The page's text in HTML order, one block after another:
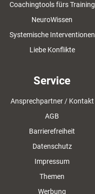
Coachingtools fürs Training
NeuroWissen
Systemische Interventionen
Liebe Konflikte
Service
Ansprechpartner / Kontakt
AGB
Barrierefreiheit
Datenschutz
Impressum
Themen
Werbung